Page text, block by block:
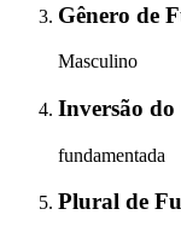
Gênero de
Masculino
Inversão do
fundamentada
Plural de